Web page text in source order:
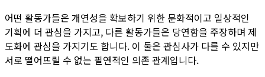
어떤 활동가들은 개연성을 확보하기 위한 문화적이고 일상적인
기획에 더 관심을 가지고, 다른 활동가들은 당연함을 주장하며 제
도화에 관심을 가지기도 합니다. 이 둘은 관심사가 다를 수 있지만
서로 떨어뜨릴 수 없는 필연적인 의존 관계입니다.